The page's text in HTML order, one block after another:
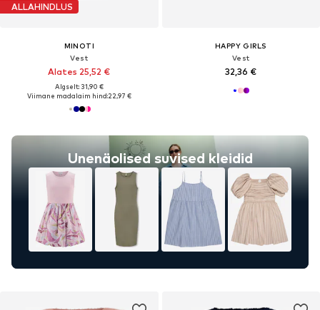
ALLAHINDLUS
MINOTI
Vest
Alates 25,52 €
Algselt: 31,90 €
Viimane madalaim hind:22,97 €
Unenäolised suvised kleidid
HAPPY GIRLS
Vest
32,36 €